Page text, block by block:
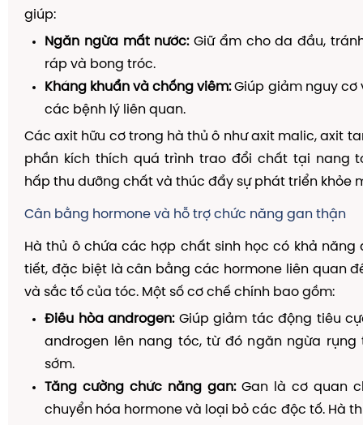
giúp:
Ngăn ngừa mất nước:Giữ ẩm cho da đầu,
ráp và bong tróc.
Kháng khuẩn và chống viêm:Giúp giảm nguy cơ
các bệnh lý liên quan.
Các axit hữu cơ trong hà thủ ô như axit malic, axit
phần kích thích quá trình trao đổi chất tại nang
hấp thu dưỡng chất và thúc đẩy sự phát triển khỏe
Cân bằng hormone và hỗ trợ chức năng gan thận
Hà thủ ô chứa các hợp chất sinh học có khả năng
tiết, đặc biệt là cân bằng các hormone liên quan
và sắc tố của tóc. Một số cơ chế chính bao gồm:
Điều hòa androgen:Giúp giảm tác động tiêu
androgen lên nang tóc, từ đó ngăn ngừa
sớm.
Tăng cường chức năng gan:Gan là cơ quan
chuyển hóa hormone và loại bỏ các độc tố. Hà